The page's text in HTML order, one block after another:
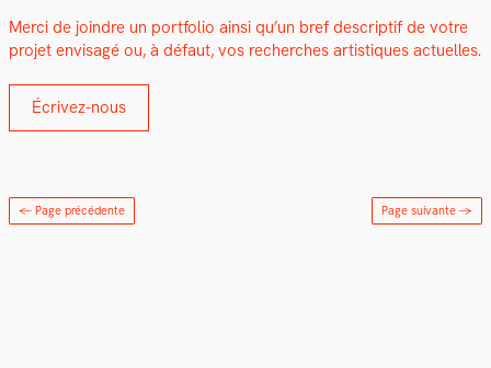
Mer­ci de join­dre un port­fo­lio ain­si qu’un bref descrip­tif de votre
pro­jet envis­agé ou, à défaut, vos recherch­es artis­tiques actuelles.
Écrivez-nous
← Page précédente Page suivante →